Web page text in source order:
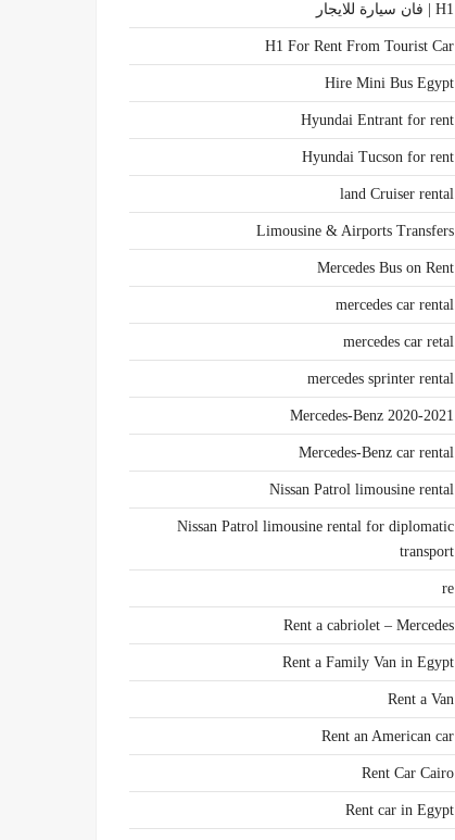
H1 | فان سيارة للايجار
H1 For Rent From Tourist Car
Hire Mini Bus Egypt
Hyundai Entrant for rent
Hyundai Tucson for rent
land Cruiser rental
Limousine & Airports Transfers
Mercedes Bus on Rent
mercedes car rental
mercedes car retal
mercedes sprinter rental
Mercedes-Benz 2020-2021
Mercedes-Benz car rental
Nissan Patrol limousine rental
Nissan Patrol limousine rental for diplomatic
transport
re
Rent a cabriolet – Mercedes
Rent a Family Van in Egypt
Rent a Van
Rent an American car
Rent Car Cairo
Rent car in Egypt